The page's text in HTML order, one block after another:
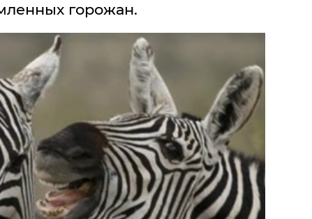
горожан.